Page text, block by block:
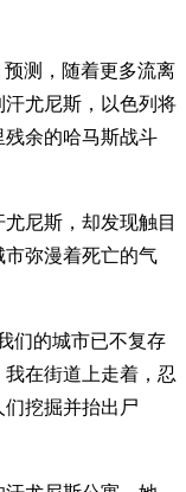
预测，随着更多流离
尤尼斯，以色列将
余的哈马斯战斗
尼斯，却发现触目
市弥漫着死亡的气
们的城市已不复存
在街道上走着，忍
挖掘并抬出尸